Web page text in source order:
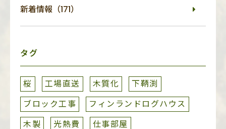
新着情報（171）
タグ
桜 工場直送 木質化
下鞆渕
ブロック工事
フィンランドログハウス
木製
光熱費
仕事部屋